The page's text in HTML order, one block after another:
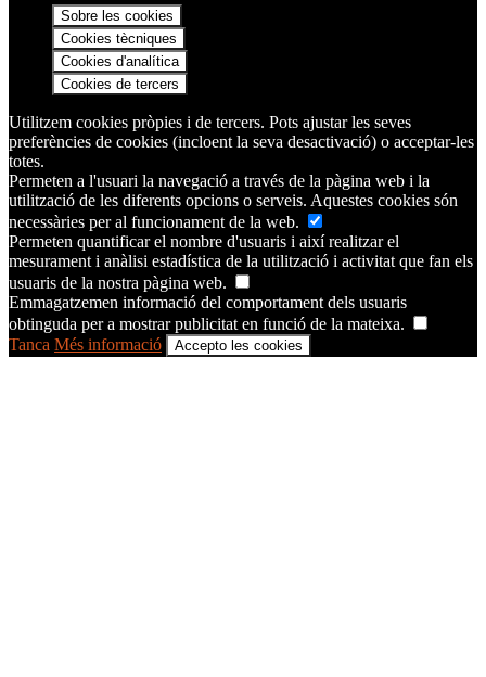
Sobre les cookies
Cookies tècniques
Cookies d'analítica
Cookies de tercers
Utilitzem cookies pròpies i de tercers. Pots ajustar les seves
preferències de cookies (incloent la seva desactivació) o acceptar-les
totes.
Permeten a l'usuari la navegació a través de la pàgina web i la
utilització de les diferents opcions o serveis. Aquestes cookies són
necessàries per al funcionament de la web.
Permeten quantificar el nombre d'usuaris i així realitzar el
mesurament i anàlisi estadística de la utilització i activitat que fan els
usuaris de la nostra pàgina web.
Emmagatzemen informació del comportament dels usuaris
obtinguda per a mostrar publicitat en funció de la mateixa.
Tanca Més informació Accepto les cookies